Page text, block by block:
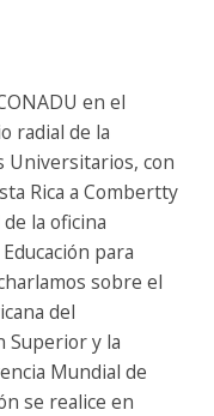
en el
radial de la
Universitarios, con
Rica a Combertty
la oficina
para
sobre el
del
Superior y la
Mundial de
se realice en